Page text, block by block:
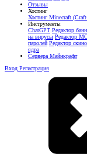
Отзывы
Хостинг
Хостинг Minecraft
Инструменты
ChatGPT Редактор
на вирусы Редактор
паролей Редактор
ядра
Сервера Майнкрафт
Вход Регистрация